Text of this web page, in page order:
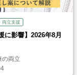
両立支援
に影響】2026年8月
の両立